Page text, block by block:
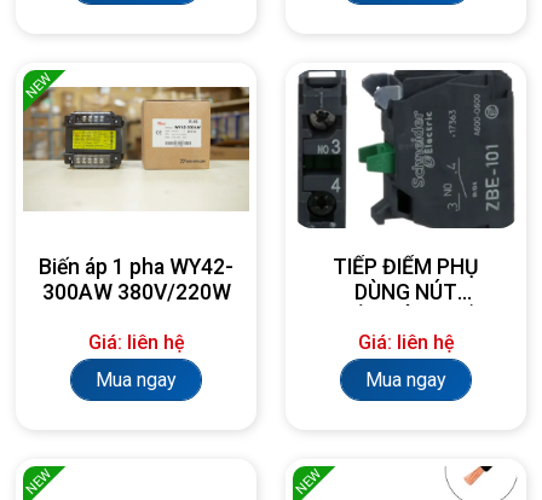
NEW
Biến áp 1 pha WY42-
300AW 380V/220W
Giá: liên hệ
Mua ngay
TIẾP ĐIỂM PHỤ
DÙNG NÚT
ZBE101
Giá: liên hệ
Mua ngay
NEW NEW